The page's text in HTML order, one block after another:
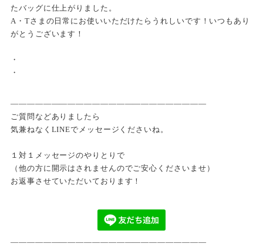
たバッグに仕上がりました。
A・Tさまの日常にお使いいただけたらうれしいです！いつもあり
がとうございます！
・
・
————————————————————————
ご質問などありましたら
気兼ねなくLINEでメッセージくださいね。
１対１メッセージのやりとりで
（他の方に開示はされませんのでご安心くださいませ）
お返事させていただいております！
————————————————————————